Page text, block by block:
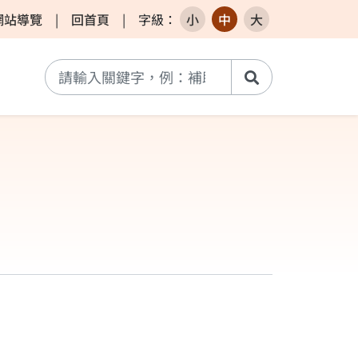
站導覽 | 回首頁 | 字級 ： 小 中 大
搜尋